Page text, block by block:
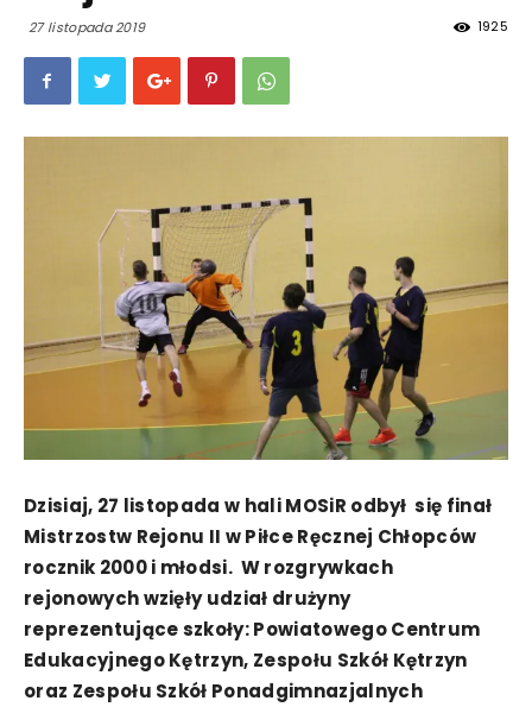
27 listopada 2019 1925
Dzisiaj, 27 listopada w hali MOSiR odbył się finał
Mistrzostw Rejonu II w Piłce Ręcznej Chłopców
rocznik 2000 i młodsi. W rozgrywkach
rejonowych wzięły udział drużyny
reprezentujące szkoły: Powiatowego Centrum
Edukacyjnego Kętrzyn, Zespołu Szkół Kętrzyn
oraz Zespołu Szkół Ponadgimnazjalnych